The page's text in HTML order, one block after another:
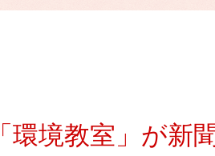
環境教室」が新